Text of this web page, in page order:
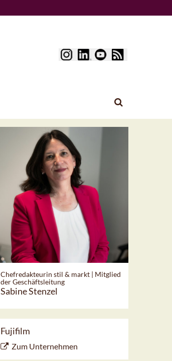
Chefredakteurin stil & markt | Mitglied
der Geschäftsleitung
Sabine Stenzel
Fujifilm
Zum Unternehmen